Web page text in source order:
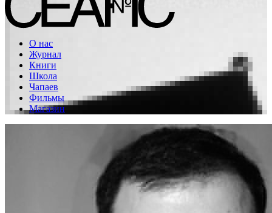
О нас
Журнал
Книги
Школа
Чапаев
Фильмы
Магазин